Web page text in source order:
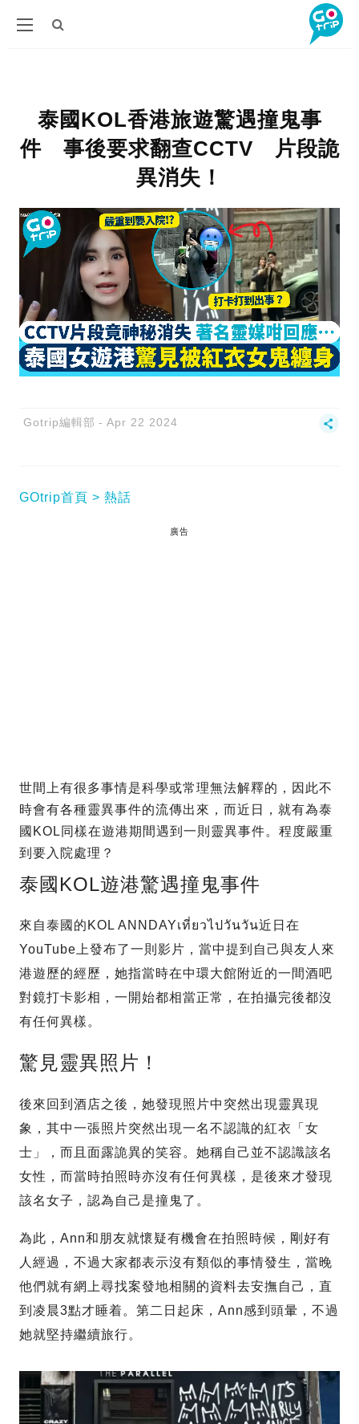
泰國KOL香港旅遊驚遇撞鬼事
件 事後要求翻查CCTV 片段詭
異消失！
Gotrip編輯部 Apr 22 2024
GOtrip首頁 熱話
廣告
世間上有很多事情是科學或常理無法解釋的，因此不
時會有各種靈異事件的流傳出來，而近日，就有為泰
國KOL同樣在遊港期間遇到一則靈異事件。程度嚴重
到要入院處理？
泰國KOL遊港驚遇撞鬼事件
來自泰國的KOL ANNDAYเที่ยวไปวันวัน近日在
YouTube上發布了一則影片，當中提到自己與友人來
港遊歷的經歷，她指當時在中環大館附近的一間酒吧
對鏡打卡影相，一開始都相當正常，在拍攝完後都沒
有任何異樣。
驚見靈異照片！
後來回到酒店之後，她發現照片中突然出現靈異現
象，其中一張照片突然出現一名不認識的紅衣「女
士」，而且面露詭異的笑容。她稱自己並不認識該名
女性，而當時拍照時亦沒有任何異樣，是後來才發現
該名女子，認為自己是撞鬼了。
為此，Ann和朋友就懷疑有機會在拍照時候，剛好有
人經過，不過大家都表示沒有類似的事情發生，當晚
他們就有網上尋找案發地相關的資料去安撫自己，直
到凌晨3點才睡着。第二日起床，Ann感到頭暈，不過
她就堅持繼續旅行。